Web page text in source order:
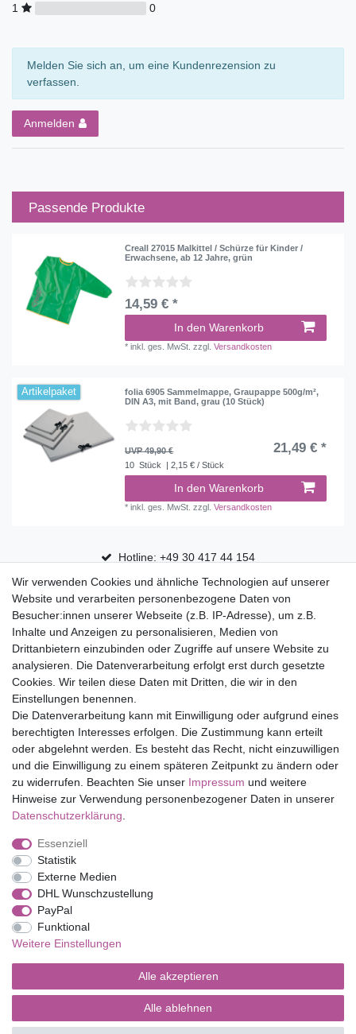
1
0
Melden Sie sich an, um eine Kundenrezension zu
verfassen.
Anmelden
Passende Produkte
Creall 27015 Malkittel / Schürze für Kinder /
Erwachsene, ab 12 Jahre, grün
14,59 € *
In den Warenkorb
*inkl. ges. MwSt. zzgl.Versandkosten
Artikelpaket
folia 6905 Sammelmappe, Graupappe 500g/m²,
DIN A3, mit Band, grau (10 Stück)
UVP 49,90 € 21,49 € *
10 Stück | 2,15 € / Stück
In den Warenkorb
*inkl. ges. MwSt. zzgl.Versandkosten
Hotline: +49 30 417 44 154
30 Tage Rückgaberecht
Versandfrei ab 75 € in Deutschland
Top Marken
Eduplay
Folia Bringmann
Shop
Mein Konto
Service
Versandkosten
Impressum
Barrierefreiheitserklärung
Wir verwenden Cookies und ähnliche Technologien auf unserer
Website und verarbeiten personenbezogene Daten von
Besucher:innen unserer Webseite (z.B. IP-Adresse), um z.B.
Inhalte und Anzeigen zu personalisieren, Medien von
Drittanbietern einzubinden oder Zugriffe auf unsere Website zu
analysieren. Die Datenverarbeitung erfolgt erst durch gesetzte
Cookies. Wir teilen diese Daten mit Dritten, die wir in den
Einstellungen benennen.
Die Datenverarbeitung kann mit Einwilligung oder aufgrund eines
berechtigten Interesses erfolgen. Die Zustimmung kann erteilt
oder abgelehnt werden. Es besteht das Recht, nicht einzuwilligen
und die Einwilligung zu einem späteren Zeitpunkt zu ändern oder
zu widerrufen. Beachten Sie unser Impressum und weitere
Hinweise zur Verwendung personenbezogener Daten in unserer
Daten­schutz­erklärung
Essenziell
Statistik
Externe Medien
DHL Wunschzustellung
PayPal
Funktional
Weitere Einstellungen
Alle akzeptieren
Alle ablehnen